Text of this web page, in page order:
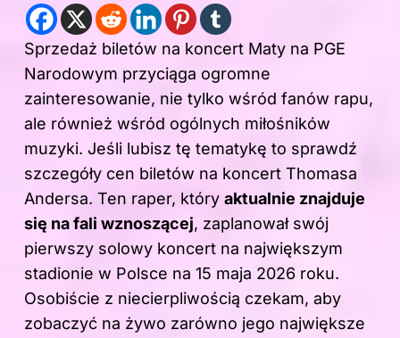
Sprzedaż biletów na koncert Maty na PGE
Narodowym przyciąga ogromne
zainteresowanie, nie tylko wśród fanów rapu,
ale również wśród ogólnych miłośników
muzyki. Jeśli lubisz tę tematykę to sprawdź
szczegóły cen biletów na koncert Thomasa
Andersa. Ten raper, który aktualnie znajduje
się na fali wznoszącej, zaplanował swój
pierwszy solowy koncert na największym
stadionie w Polsce na 15 maja 2026 roku.
Osobiście z niecierpliwością czekam, aby
zobaczyć na żywo zarówno jego największe